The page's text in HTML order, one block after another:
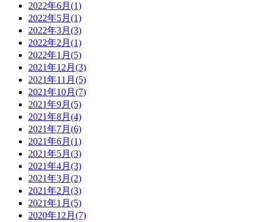
2022年6月(1)
2022年5月(1)
2022年3月(3)
2022年2月(1)
2022年1月(5)
2021年12月(3)
2021年11月(5)
2021年10月(7)
2021年9月(5)
2021年8月(4)
2021年7月(6)
2021年6月(1)
2021年5月(3)
2021年4月(3)
2021年3月(2)
2021年2月(3)
2021年1月(5)
2020年12月(7)